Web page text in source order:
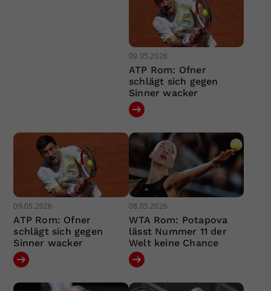
09.05.2026
ATP Rom: Ofner
schlägt sich gegen
Sinner wacker
09.05.2026
ATP Rom: Ofner
schlägt sich gegen
Sinner wacker
08.05.2026
WTA Rom: Potapova
lässt Nummer 11 der
Welt keine Chance